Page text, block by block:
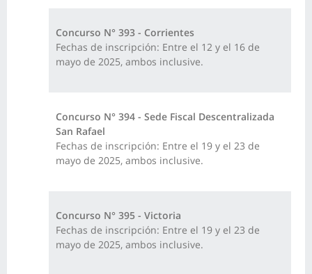
Concurso N° 393 - Corrientes
Fechas de inscripción: Entre el 12 y el 16 de
mayo de 2025, ambos inclusive.
Concurso N° 394 - Sede Fiscal Descentralizada
San Rafael
Fechas de inscripción: Entre el 19 y el 23 de
mayo de 2025, ambos inclusive.
Concurso N° 395 - Victoria
Fechas de inscripción: Entre el 19 y el 23 de
mayo de 2025, ambos inclusive.